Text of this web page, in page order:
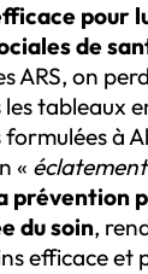
pour
de
ARS, on
tableaux
à
«
prévention
du soin,
efficace et